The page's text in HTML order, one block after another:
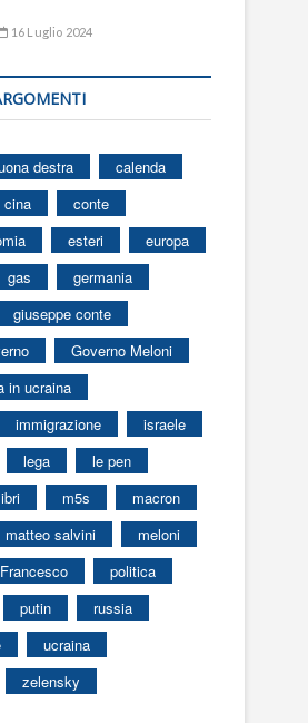
16 Luglio 2024
destra
calenda
cina
conte
esteri
europa
gas
germania
giuseppe conte
Governo Meloni
in ucraina
immigrazione
israele
lega
le pen
m5s
macron
matteo salvini
meloni
politica
putin
russia
ucraina
zelensky